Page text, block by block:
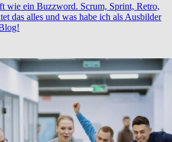
wie ein Buzzword. Scrum, Sprint, Retro,
das alles und was habe ich als Ausbilder